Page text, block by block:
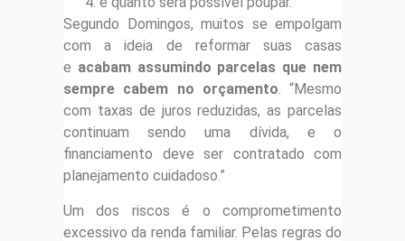
Segundo Domingos, muitos se empolgam
com a ideia de reformar suas casas
e acabam assumindo parcelas que nem
sempre cabem no orçamento. “Mesmo
com taxas de juros reduzidas, as parcelas
continuam sendo uma dívida, e o
financiamento deve ser contratado com
planejamento cuidadoso.”
Um dos riscos é o comprometimento
excessivo da renda familiar. Pelas regras do